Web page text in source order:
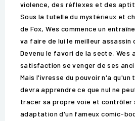
violence, des réflexes et des
Sous la tutelle du mystérieux et
de Fox, Wes commence un
va faire de lui le meilleur assassin
Devenu le favori de la secte, Wes
satisfaction se venger de ses
Mais l'ivresse du pouvoir n'a
devra apprendre ce que nul ne
tracer sa propre voie et contrôler
adaptation d'un fameux comic-